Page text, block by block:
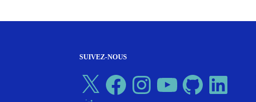
SUIVEZ-NOUS
Facebook Instagram GitHub LinkedIn
Meetup